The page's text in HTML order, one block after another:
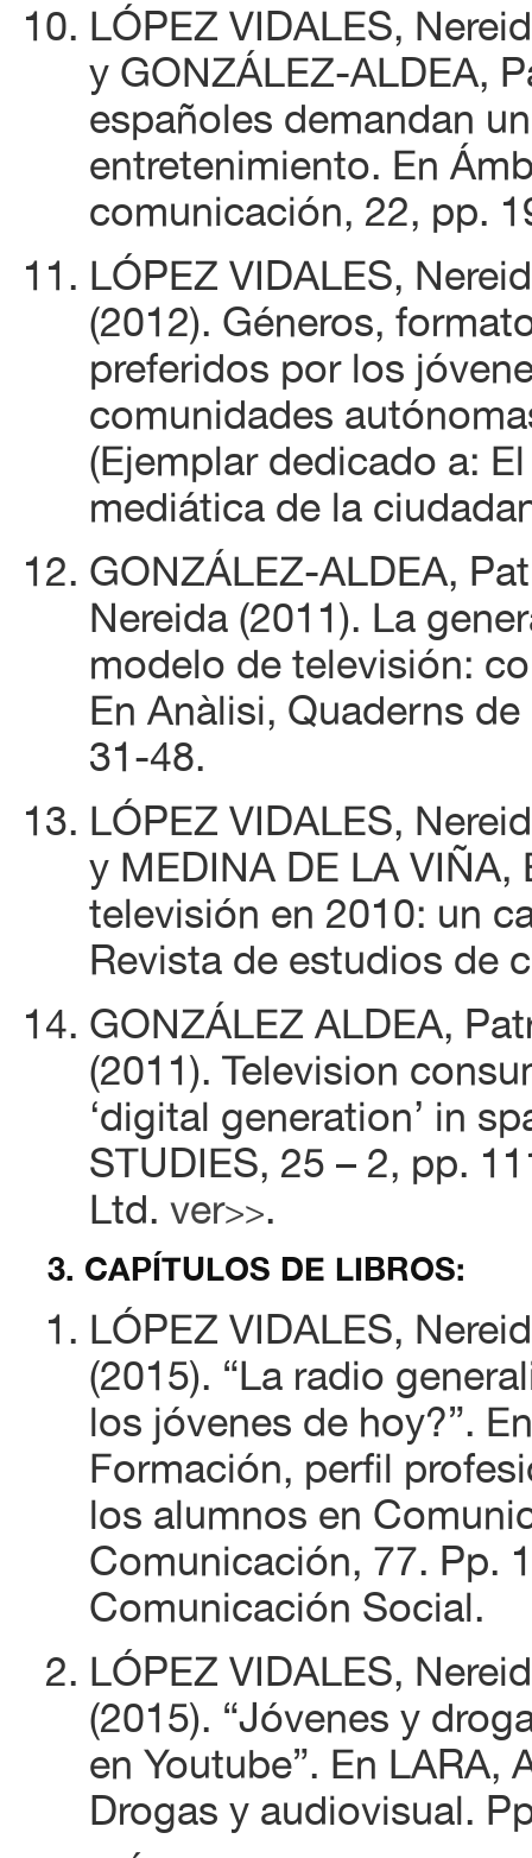
LÓPEZ VIDALES,
y GONZÁLEZ-ALDEA,
españoles demandan
entretenimiento. En
comunicación, 22, pp.
LÓPEZ VIDALES,
(2012). Géneros,
preferidos por los
comunidades
(Ejemplar dedicado a:
mediática de la
GONZÁLEZ-ALDEA,
Nereida (2011). La
modelo de televisión:
En Anàlisi, Quaderns
31-48.
LÓPEZ VIDALES,
y MEDINA DE LA VIÑA,
televisión en 2010: un
Revista de estudios de
GONZÁLEZ ALDEA,
(2011). Television
‘digital generation’ in
STUDIES, 25 – 2, pp.
Ltd. ver>>.
3. CAPÍTULOS DE LIBROS:
LÓPEZ VIDALES,
(2015). “La radio
los jóvenes de hoy?”.
Formación, perfil
los alumnos en
Comunicación, 77. Pp.
Comunicación Social.
LÓPEZ VIDALES,
(2015). “Jóvenes y
en Youtube”. En LARA,
Drogas y audiovisual.